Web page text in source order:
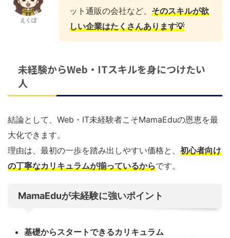
えくぼ
ット通販の会社など、 そのスキルが欲
しい企業はたくさんあります💡
未経験からWeb・ITスキルを身につけたい
人
結論として、Web・IT未経験者こそMamaEduの恩恵を最
大化できます。
理由は、最初の一歩を踏み出しやすい価格と、 初心者向け
の丁寧なカリキュラムが揃っているからです。
MamaEduが未経験に強いポイント
基礎からスタートできるカリキュラム